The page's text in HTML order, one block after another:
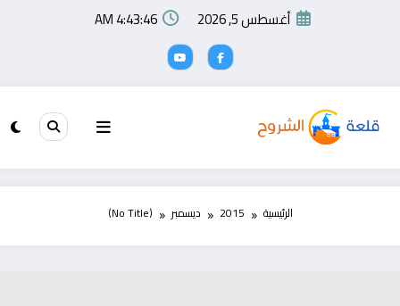
أغسطس 5, 2026 4:43:46 AM
الرئيسية 2015 ديسمبر (No Title)